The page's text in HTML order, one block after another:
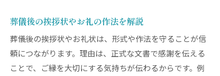
葬儀後の挨拶状やお礼の作法を解説
葬儀後の挨拶状やお礼状は、形式や作法を守ることが信
頼につながります。理由は、正式な文書で感謝を伝える
ことで、ご縁を大切にする気持ちが伝わるからです。例